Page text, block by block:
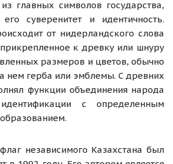
главных символов государства,
суверенитет и идентичность.
от нидерландского слова
к древку или шнуру
размеров и цветов, обычно
нем герба или эмблемы. С древних
функции объединения народа
с определенным
независимого Казахстана был